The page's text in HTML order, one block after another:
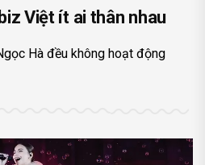
Việt ít ai thân nhau
Hà đều không hoạt động